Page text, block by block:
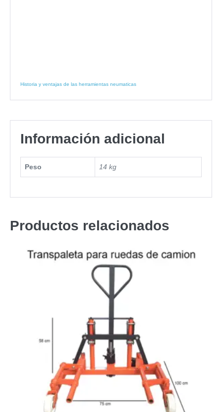
Historia y ventajas de las herramientas neumaticas
Información adicional
Peso 14 kg
Productos relacionados